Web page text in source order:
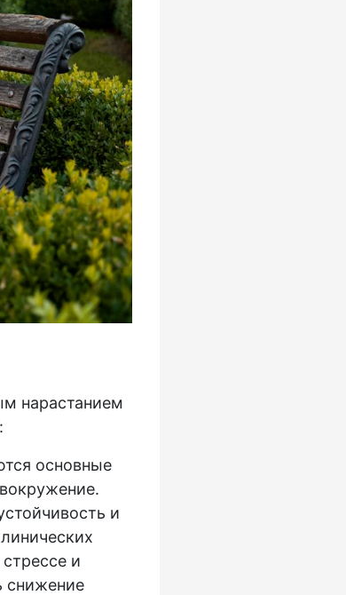
нарастанием
:
основные
и
и
снижение